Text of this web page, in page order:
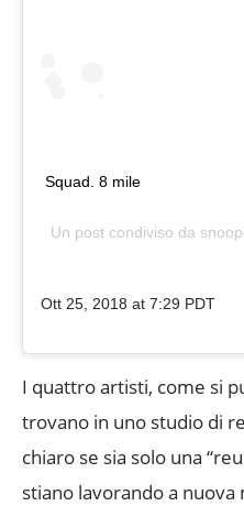
Squad. 8 mile
Un post condiviso da
Ott 25, 2018 at 7:29 PDT
I quattro artisti, come si
trovano in uno studio di
chiaro se sia solo una
stiano lavorando a nuova